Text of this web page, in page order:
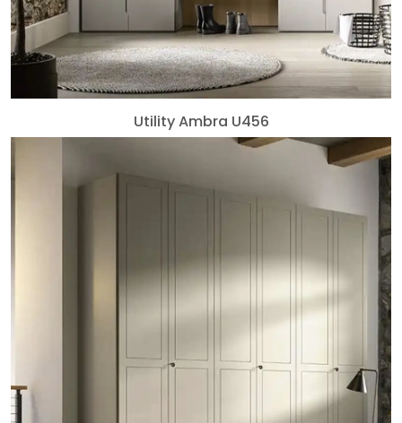
Utility Ambra U456